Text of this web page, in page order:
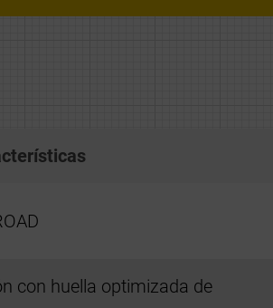
con huella optimizada de